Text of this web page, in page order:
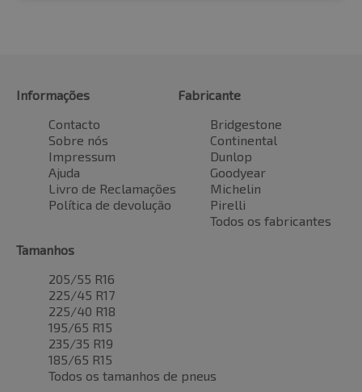
Informações
Contacto
Sobre nós
Impressum
Ajuda
Livro de Reclamações
Política de devolução
Fabricante
Bridgestone
Continental
Dunlop
Goodyear
Michelin
Pirelli
Todos os fabricantes
Tamanhos
205/55 R16
225/45 R17
225/40 R18
195/65 R15
235/35 R19
185/65 R15
Todos os tamanhos de pneus